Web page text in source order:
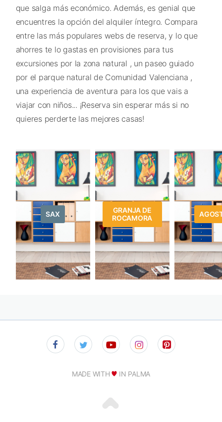
que salga más económico. Además, es genial que
encuentres la opción del alquiler íntegro. Compara
entre las más populares webs de reserva, y lo que
ahorres te lo gastas en provisiones para tus
excursiones por la zona natural , un paseo guiado
por el parque natural de Comunidad Valenciana ,
una experiencia de aventura para los que vais a
viajar con niños... ¡Reserva sin esperar más si no
quieres perderte las mejores casas!
SAX
GRANJA DE
ROCAMORA
MADE WITH IN PALMA